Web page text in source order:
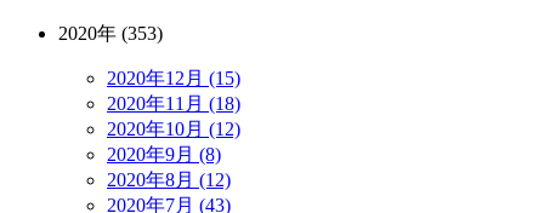
2020年 (353)
2020年12月 (15)
2020年11月 (18)
2020年10月 (12)
2020年9月 (8)
2020年8月 (12)
2020年7月 (43)